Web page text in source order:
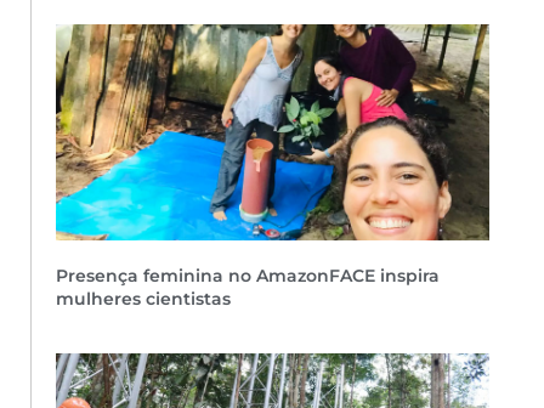
Presença feminina no AmazonFACE inspira
mulheres cientistas